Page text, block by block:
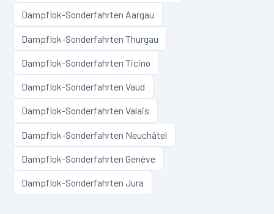
Dampflok-Sonderfahrten Aargau
Dampflok-SonderfahrtenThurgau
Dampflok-SonderfahrtenTicino
Dampflok-SonderfahrtenVaud
Dampflok-SonderfahrtenValais
Dampflok-Sonderfahrten Neuchâtel
Dampflok-SonderfahrtenGenève
Dampflok-SonderfahrtenJura